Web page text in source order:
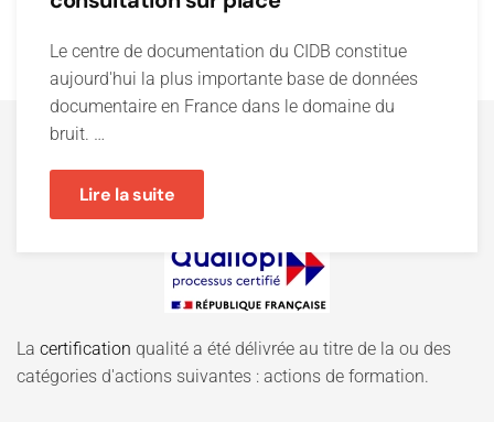
Le centre de documentation du CIDB constitue
aujourd'hui la plus importante base de données
documentaire en France dans le domaine du
bruit. …
Lire la suite
La certification qualité a été délivrée au titre de la ou des
catégories d'actions suivantes : actions de formation.